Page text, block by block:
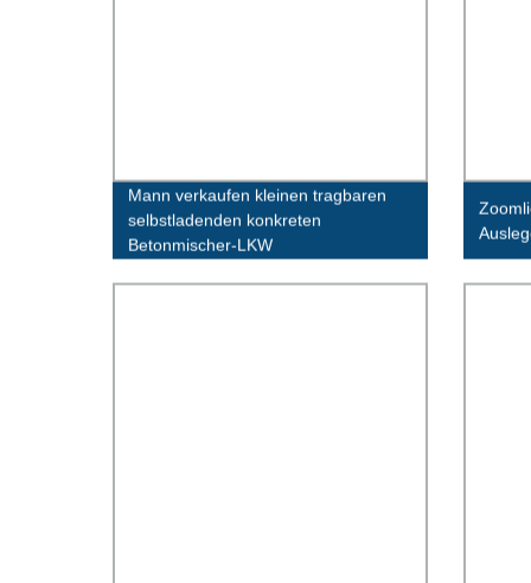
Mann verkaufen kleinen tragbaren
selbstladenden konkreten
Betonmischer-LKW